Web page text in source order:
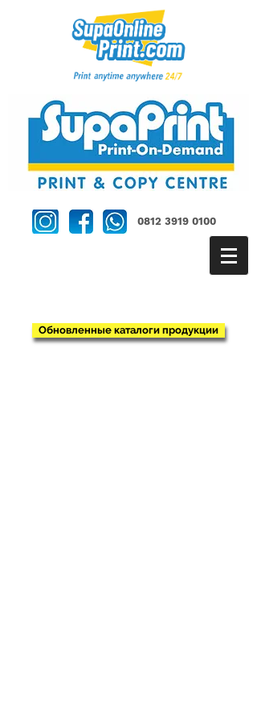
0812 3919 0100
Обновленные каталоги продукции
>